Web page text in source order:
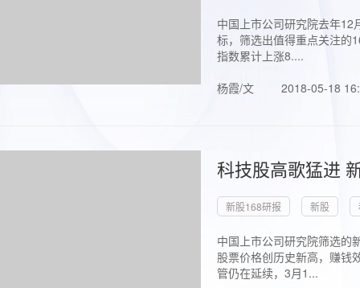
中国上市公司研究院去年
标，筛选出值得重点关注的
指数累计上涨8....
杨霞/文
2018-05-18
科技股高歌猛进
新股168研报 新股
中国上市公司研究院筛选的
股票价格创历史新高，赚钱
管仍在延续，3月1...